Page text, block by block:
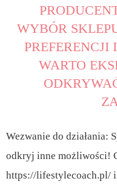
WYBÓR
PREFERENCJI
WARTO
Wezwanie do działania:
odkryj inne możliwości!
https://lifestylecoach.pl/